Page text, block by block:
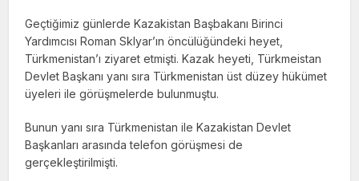
Geçtiğimiz günlerde Kazakistan Başbakanı Birinci
Yardımcısı Roman Sklyar’ın öncülüğündeki heyet,
Türkmenistan’ı ziyaret etmişti. Kazak heyeti, Türkmeistan
Devlet Başkanı yanı sıra Türkmenistan üst düzey hükümet
üyeleri ile görüşmelerde bulunmuştu.
Bunun yanı sıra Türkmenistan ile Kazakistan Devlet
Başkanları arasında telefon görüşmesi de
gerçekleştirilmişti.